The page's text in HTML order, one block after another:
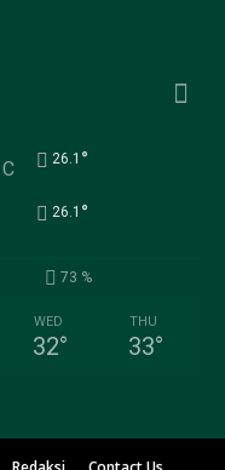
C 26.1 °
26.1 °
73 %
WED
32°
THU
33°